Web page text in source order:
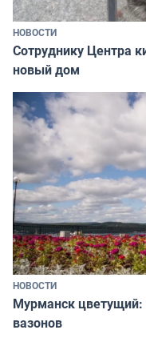
НОВОСТИ
Сотруднику Центра
новый дом
НОВОСТИ
Мурманск цветущий:
вазонов